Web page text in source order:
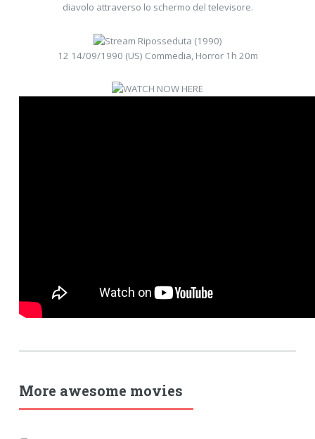
diavolo attraverso lo schermo del televisore.
12 14/09/1990 (US) Commedia, Horror 1h 20m
More awesome movies